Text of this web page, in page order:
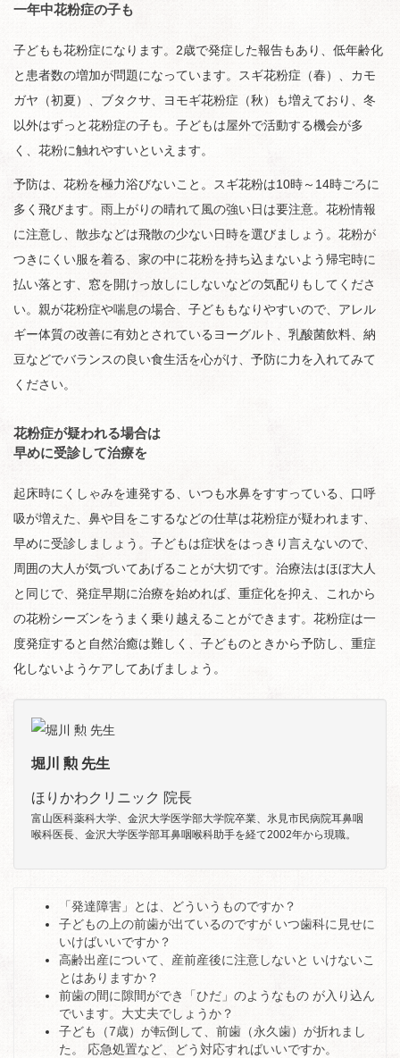
一年中花粉症の子も
子どもも花粉症になります。2歳で発症した報告もあり、低年齢化
と患者数の増加が問題になっています。スギ花粉症（春）、カモ
ガヤ（初夏）、ブタクサ、ヨモギ花粉症（秋）も増えており、冬
以外はずっと花粉症の子も。子どもは屋外で活動する機会が多
く、花粉に触れやすいといえます。
予防は、花粉を極力浴びないこと。スギ花粉は10時～14時ごろに
多く飛びます。雨上がりの晴れて風の強い日は要注意。花粉情報
に注意し、散歩などは飛散の少ない日時を選びましょう。花粉が
つきにくい服を着る、家の中に花粉を持ち込まないよう帰宅時に
払い落とす、窓を開けっ放しにしないなどの気配りもしてくださ
い。親が花粉症や喘息の場合、子どももなりやすいので、アレル
ギー体質の改善に有効とされているヨーグルト、乳酸菌飲料、納
豆などでバランスの良い食生活を心がけ、予防に力を入れてみて
ください。
花粉症が疑われる場合は
早めに受診して治療を
起床時にくしゃみを連発する、いつも水鼻をすすっている、口呼
吸が増えた、鼻や目をこするなどの仕草は花粉症が疑われます、
早めに受診しましょう。子どもは症状をはっきり言えないので、
周囲の大人が気づいてあげることが大切です。治療法はほぼ大人
と同じで、発症早期に治療を始めれば、重症化を抑え、これから
の花粉シーズンをうまく乗り越えることができます。花粉症は一
度発症すると自然治癒は難しく、子どものときから予防し、重症
化しないようケアしてあげましょう。
堀川 勲 先生
ほりかわクリニック 院長
富山医科薬科大学、金沢大学医学部大学院卒業、氷見市民病院耳鼻咽
喉科医長、金沢大学医学部耳鼻咽喉科助手を経て2002年から現職。
「発達障害」とは、どういうものですか？
子どもの上の前歯が出ているのですが いつ歯科に見せに
いけばいいですか？
高齢出産について、産前産後に注意しないと いけないこ
とはありますか？
前歯の間に隙間ができ「ひだ」のようなもの が入り込ん
でいます。大丈夫でしょうか？
子ども（7歳）が転倒して、前歯（永久歯）が折れまし
た。 応急処置など、どう対応すればいいですか。